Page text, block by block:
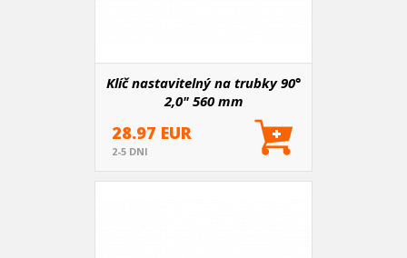
Klíč nastavitelný na trubky 90°
2,0" 560 mm
28.97 EUR
2-5 DNI